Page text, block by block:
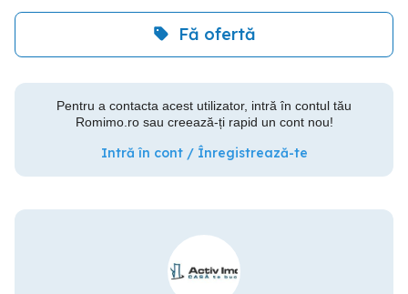
Fă ofertă
Pentru a contacta acest utilizator, intră în contul tău
Romimo.ro sau creează-ți rapid un cont nou!
Intră în cont / Înregistrează-te